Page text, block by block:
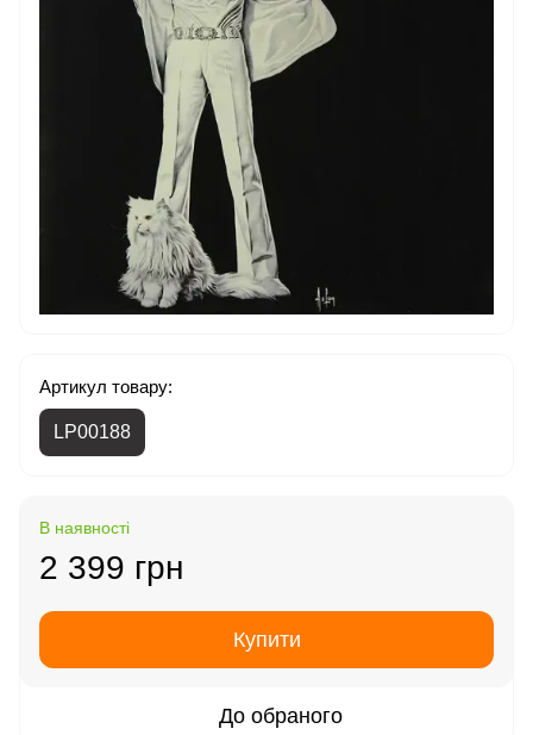
Артикул товару:
LP00188
В наявності
2 399 грн
Купити
До обраного